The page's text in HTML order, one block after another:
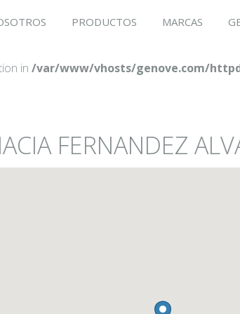
PRODUCTOS MARCAS
in /var/www/vhosts/genove.com/
FERNANDEZ